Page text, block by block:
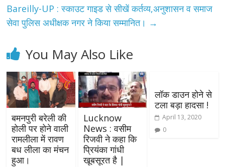
Bareilly-UP : स्काउट गाइड से सीखें कर्तव्य,अनुशासन व समाज
सेवा पुलिस अधीक्षक नगर ने किया सम्मानित। →
You May Also Like
बमनपुरी बरेली की
होली पर होने वाली
रामलीला में रावण
बध लीला का मंचन
हुआ।
Lucknow
News : वसीम
रिजवी ने कहा कि
प्रियंका गांधी
खूबसूरत है |
लॉक डाउन होने से
टला बड़ा हादसा !
April 13, 2020
0